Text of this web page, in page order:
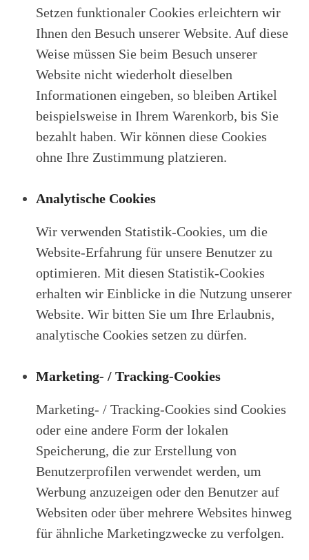
Setzen funktionaler Cookies erleichtern wir
Ihnen den Besuch unserer Website. Auf diese
Weise müssen Sie beim Besuch unserer
Website nicht wiederholt dieselben
Informationen eingeben, so bleiben Artikel
beispielsweise in Ihrem Warenkorb, bis Sie
bezahlt haben. Wir können diese Cookies
ohne Ihre Zustimmung platzieren.
Analytische Cookies
Wir verwenden Statistik-Cookies, um die
Website-Erfahrung für unsere Benutzer zu
optimieren. Mit diesen Statistik-Cookies
erhalten wir Einblicke in die Nutzung unserer
Website. Wir bitten Sie um Ihre Erlaubnis,
analytische Cookies setzen zu dürfen.
Marketing- / Tracking-Cookies
Marketing- / Tracking-Cookies sind Cookies
oder eine andere Form der lokalen
Speicherung, die zur Erstellung von
Benutzerprofilen verwendet werden, um
Werbung anzuzeigen oder den Benutzer auf
Websiten oder über mehrere Websites hinweg
für ähnliche Marketingzwecke zu verfolgen.